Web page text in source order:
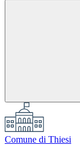
Comune di Thiesi